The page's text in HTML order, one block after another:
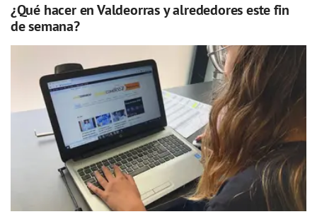
¿Qué hacer en Valdeorras y alrededores este fin
de semana?